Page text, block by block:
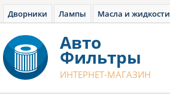
Дворники Лампы Масла и жидкости
Авто
Фильтры
ИНТЕРНЕТ-МАГАЗИН